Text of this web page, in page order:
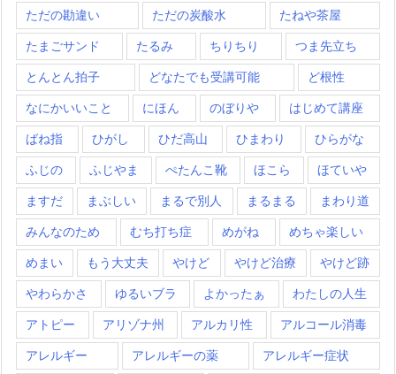
ただの勘違い ただの炭酸水 たねや茶屋
たまごサンド たるみ ちりちり つま先立ち
とんとん拍子 どなたでも受講可能 ど根性
なにかいいこと にほん のぼりや はじめて講座
ばね指 ひがし ひだ高山 ひまわり ひらがな
ふじの ふじやま ぺたんこ靴 ほこら ほていや
ますだ まぶしい まるで別人 まるまる まわり道
みんなのため むち打ち症 めがね めちゃ楽しい
めまい もう大丈夫 やけど やけど治療 やけど跡
やわらかさ ゆるいブラ よかったぁ わたしの人生
アトピー アリゾナ州 アルカリ性 アルコール消毒
アレルギー アレルギーの薬 アレルギー症状